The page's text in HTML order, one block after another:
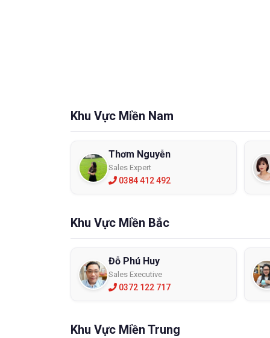
Xem thêm: Các loại mũ bảo hộ lao động phổ biến
ĐỊA CHỈ CUNG CẤP MŨ BẢO HỘ COV
hàng. Những sản phẩm bảo hộ lao động ECO3D
gốc xuất xứ của những thương hiệu nổi tiếng như:
Khu Vực Miền Nam
Thơm Nguyễn
Sales Expert
0384 412 492
Khu Vực Miền Bắc
Đỗ Phú Huy
Sales Executive
0372 122 717
Khu Vực Miền Trung